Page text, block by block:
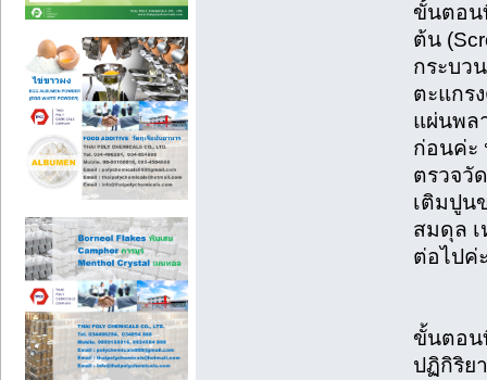
ขั้นตอน
ต้น
กระบว
ตะแกร
แผ่นพล
ก่อนค่ะ
ตรวจวั
เติมปูน
สมดุล
ต่อไปค่
ขั้นตอน
ปฏิกิริย